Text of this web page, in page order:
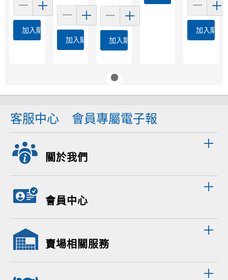
加入購物車
加入購物車 加入購物車
加入購物
客服中心 會員專屬電子報
關於我們
會員中心
賣場相關服務